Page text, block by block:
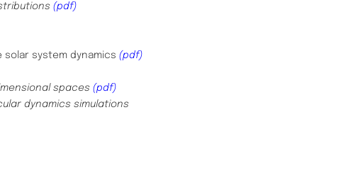
(pdf)
solar system dynamics (pdf)
spaces (pdf)
dynamics simulations